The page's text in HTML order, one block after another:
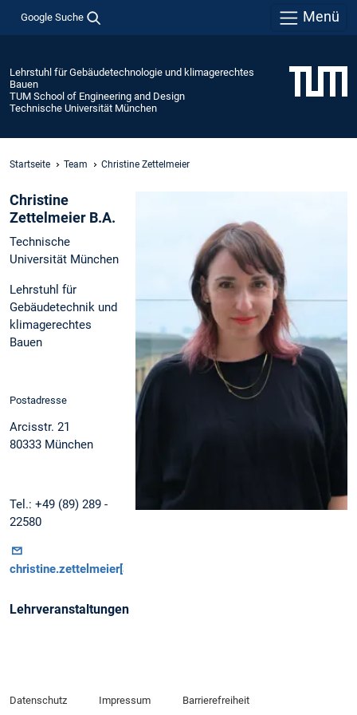
Google Suche Menü
Lehrstuhl für Gebäudetechnologie und klimagerechtes
Bauen
TUM School of Engineering and Design
Technische Universität München
Startseite Team Christine Zettelmeier
Christine
Zettelmeier B.A.
Technische
Universität München
Lehrstuhl für
Gebäudetechnik und
klimagerechtes
Bauen
Postadresse
Arcisstr. 21
80333 München
Tel.: +49 (89) 289 -
22580
christine.zettelmeier[at]tum.de
Lehrveranstaltungen
Datenschutz Impressum Barrierefreiheit